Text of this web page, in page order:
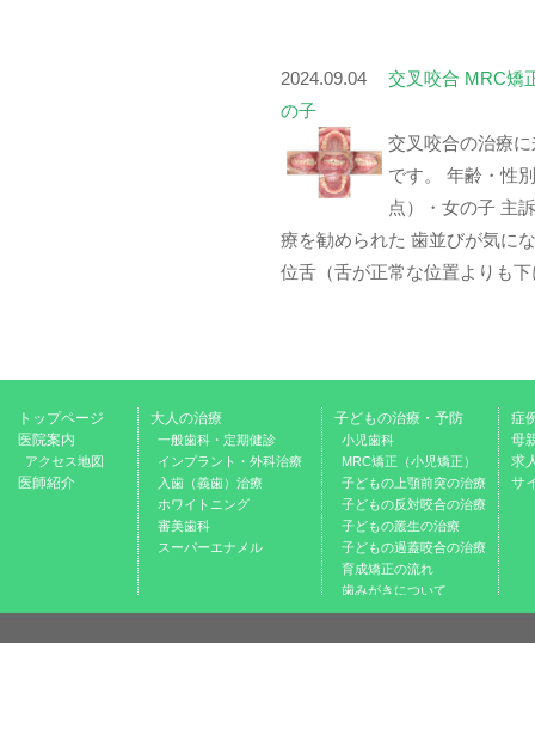
2024.09.04
交叉咬合 MRC矯
の子
交叉咬合の治療
です。 年齢・性
点）・女の子 主
療を勧められた 歯並びが気に
位舌（舌が正常な位置よりも
トップページ
医院案内
アクセス地図
医師紹介
大人の治療
一般歯科・定期健診
インプラント・外科治療
入歯（義歯）治療
ホワイトニング
審美歯科
スーパーエナメル
子どもの治療・予防
小児歯科
MRC矯正（小児矯正）
子どもの上顎前突の治療
子どもの反対咬合の治療
子どもの叢生の治療
子どもの過蓋咬合の治療
育成矯正の流れ
歯みがきについて
症
母
求
サ